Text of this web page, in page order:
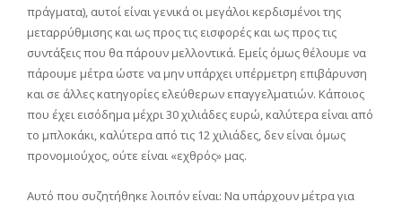
πράγματα), αυτοί είναι γενικά οι μεγάλοι κερδισμένοι της
μεταρρύθμισης και ως προς τις εισφορές και ως προς τις
συντάξεις που θα πάρουν μελλοντικά. Εμείς όμως θέλουμε να
πάρουμε μέτρα ώστε να μην υπάρχει υπέρμετρη επιβάρυνση
και σε άλλες κατηγορίες ελεύθερων επαγγελματιών. Κάποιος
που έχει εισόδημα μέχρι 30 χιλιάδες ευρώ, καλύτερα είναι από
το μπλοκάκι, καλύτερα από τις 12 χιλιάδες, δεν είναι όμως
προνομιούχος, ούτε είναι «εχθρός» μας.
Αυτό που συζητήθηκε λοιπόν είναι: Να υπάρχουν μέτρα για